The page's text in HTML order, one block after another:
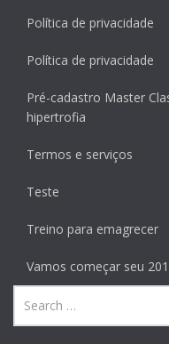
Política de privacidade
Política de privacidade
Pré-cadastro Master
hipertrofia
Termos e serviços
Teste
Treino para emagrecer
Vamos começar seu